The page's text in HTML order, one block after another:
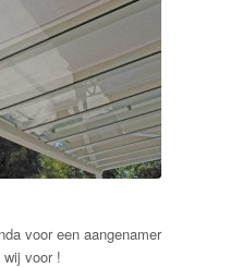
voor een aangenamer
voor !